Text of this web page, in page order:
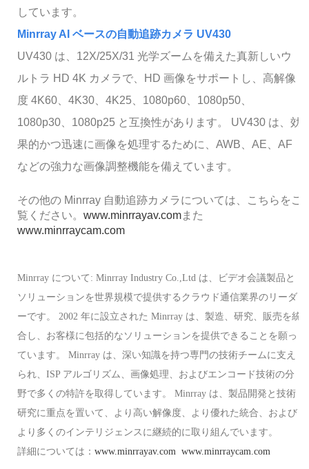
しています。
Minrray AI ベースの自動追跡カメラ UV430
UV430 は、12X/25X/31 光学ズームを備えた真新しいウ
ルトラ HD 4K カメラで、HD 画像をサポートし、高解像
度 4K60、4K30、4K25、1080p60、1080p50、
1080p30、1080p25 と互換性があります。 UV430 は、効
果的かつ迅速に画像を処理するために、AWB、AE、AF
などの強力な画像調整機能を備えています。
その他の Minrray 自動追跡カメラについては、こちらをご
覧ください。 www.minrrayav.comまた
www.minrraycam.com
Minrray について: Minrray Industry Co.,Ltd は、ビデオ会議製品と
ソリューションを世界規模で提供するクラウド通信業界のリーダ
ーです。 2002 年に設立された Minrray は、製造、研究、販売を統
合し、お客様に包括的なソリューションを提供できることを願っ
ています。 Minrray は、深い知識を持つ専門の技術チームに支え
られ、ISP アルゴリズム、画像処理、およびエンコード技術の分
野で多くの特許を取得しています。 Minrray は、製品開発と技術
研究に重点を置いて、より高い解像度、より優れた統合、および
より多くのインテリジェンスに継続的に取り組んでいます。
詳細については： www.minrrayav.com www.minrraycam.com